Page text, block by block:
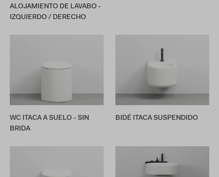
ALOJAMIENTO DE LAVABO -
IZQUIERDO / DERECHO
WC ITACA A SUELO - SIN
BRIDA
BIDÉ ITACA SUSPENDIDO